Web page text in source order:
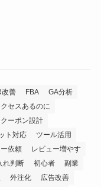
改善 FBA
GA分析
セスあるのに
クーポン設計
ト対応
ツール活用
依頼
レビュー増やす
れ判断 初心者
副業
外注化
広告改善